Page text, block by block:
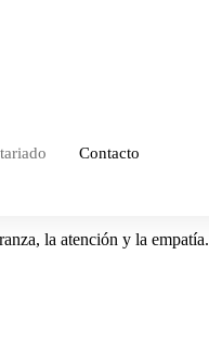
Contacto
la atención y la empatía.